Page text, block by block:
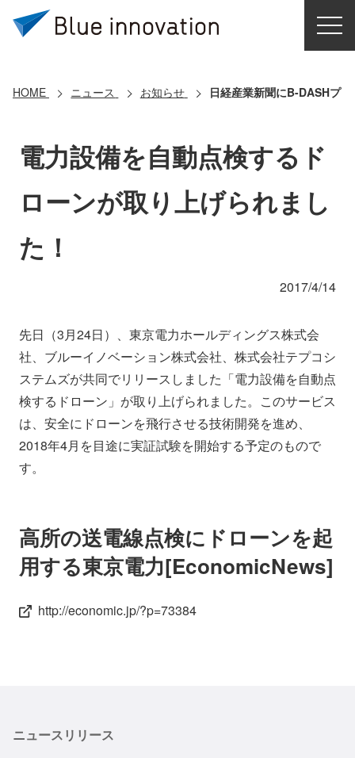
導入事例
コアテクノロジー
会社情報 ニュース
採用情報 資料ダウンロード
HOME ニュース お知らせ 日経産業新聞にB-DASHプ
電力設備を自動点検するド
ローンが取り上げられまし
た！
2017/4/14
先日（3月24日）、東京電力ホールディングス株式会
社、ブルーイノベーション株式会社、株式会社テプコシ
ステムズが共同でリリースしました「電力設備を自動点
検するドローン」が取り上げられました。このサービス
は、安全にドローンを飛行させる技術開発を進め、
2018年4月を目途に実証試験を開始する予定のもので
す。
高所の送電線点検にドローンを起
用する東京電力[EconomicNews]
http://economic.jp/?p=73384
ニュースリリース